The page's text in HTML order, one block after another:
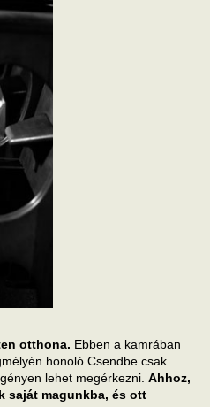
otthona. Ebben a kamrában
honoló Csendbe csak
lehet megérkezni. Ahhoz,
saját magunkba, és ott